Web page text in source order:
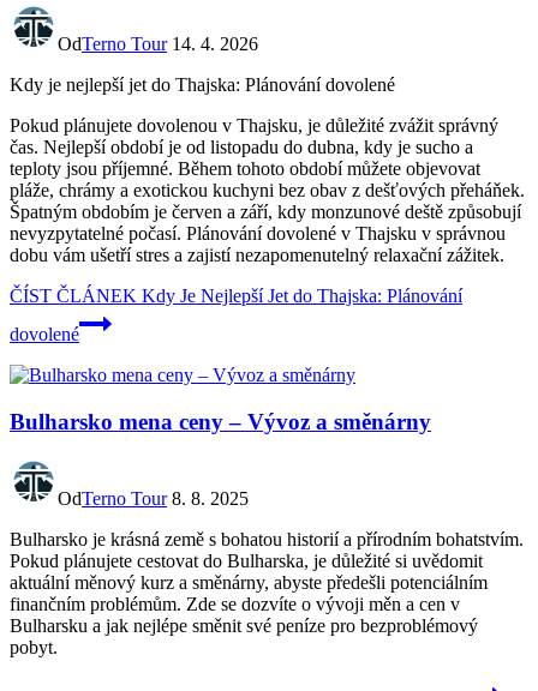
OdTerno Tour 14. 4. 2026
Kdy je nejlepší jet do Thajska: Plánování dovolené
Pokud plánujete dovolenou v Thajsku, je důležité zvážit správný
čas. Nejlepší období je od listopadu do dubna, kdy je sucho a
teploty jsou příjemné. Během tohoto období můžete objevovat
pláže, chrámy a exotickou kuchyni bez obav z dešťových přeháňek.
Špatným obdobím je červen a září, kdy monzunové deště způsobují
nevyzpytatelné počasí. Plánování dovolené v Thajsku v správnou
dobu vám ušetří stres a zajistí nezapomenutelný relaxační zážitek.
ČÍST ČLÁNEK Kdy Je Nejlepší Jet do Thajska: Plánování
dovolené
Bulharsko mena ceny – Vývoz a směnárny
OdTerno Tour 8. 8. 2025
Bulharsko je krásná země s bohatou historií a přírodním bohatstvím.
Pokud plánujete cestovat do Bulharska, je důležité si uvědomit
aktuální měnový kurz a směnárny, abyste předešli potenciálním
finančním problémům. Zde se dozvíte o vývoji měn a cen v
Bulharsku a jak nejlépe směnit své peníze pro bezproblémový
pobyt.